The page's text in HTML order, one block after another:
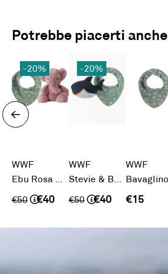
Potrebbe piacerti anche
-20%
WWF
Ebu Rosa & Bandana Gift Set
€50 €40
-20%
WWF
Stevie & Bandana Gift Set
€50 €40
WWF
€15